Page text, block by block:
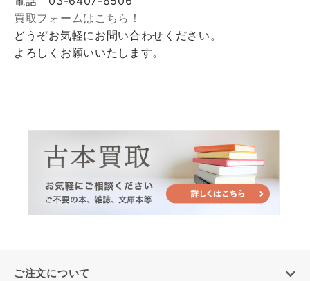
買取フォームはこちら！
どうぞお気軽にお問い合わせください。
よろしくお願いいたします。
ご注文について